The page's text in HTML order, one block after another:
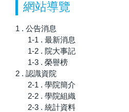
網站導覽
1 . 公告消息
1-1 . 最新消息
1-2 . 院大事記
1-3 . 榮譽榜
2 . 認識資院
2-1 . 學院簡介
2-2 . 學院組織
2-3 . 統計資料